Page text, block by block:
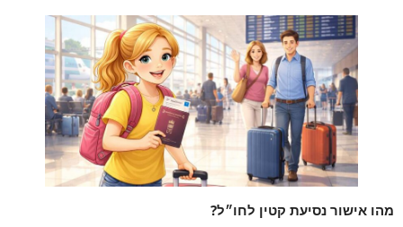
מהו אישור נסיעת קטין לחו״ל?